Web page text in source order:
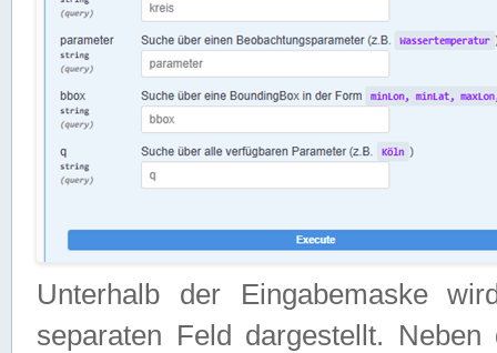
Unterhalb der Eingabemaske
separaten Feld dargestellt.